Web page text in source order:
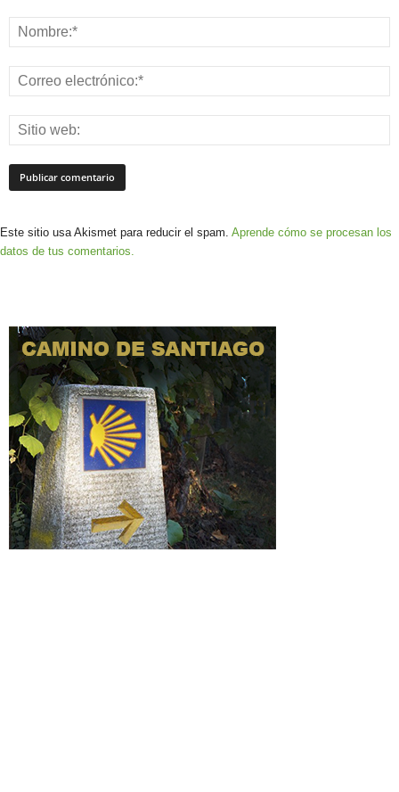
Este sitio usa Akismet para reducir el spam. Aprende cómo se procesan los
datos de tus comentarios.